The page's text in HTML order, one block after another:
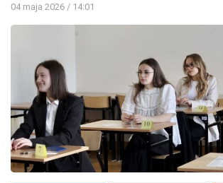
04 maja 2026 / 14:01